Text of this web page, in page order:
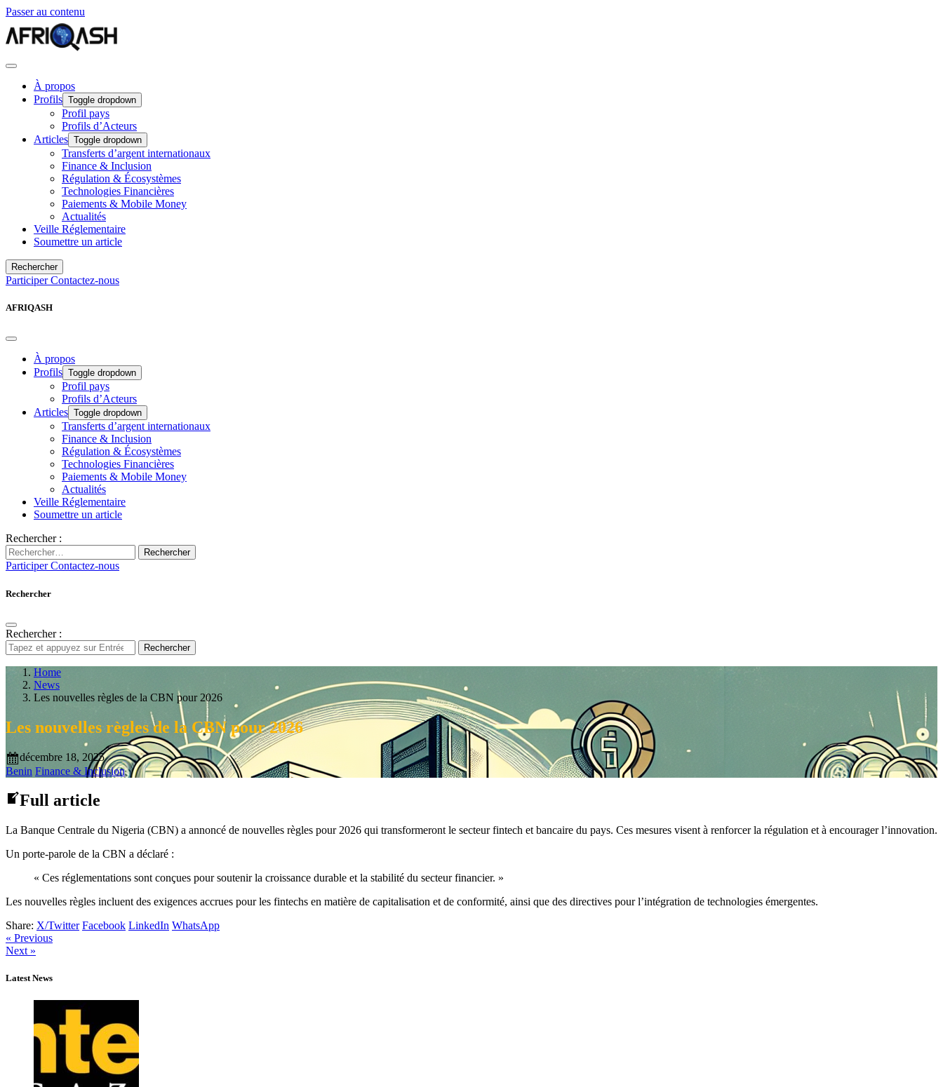
Passer au contenu
À propos
Profils Toggle dropdown
Profil pays
Profils d’Acteurs
Articles Toggle dropdown
Transferts d’argent internationaux
Finance & Inclusion
Régulation & Écosystèmes
Technologies Financières
Paiements & Mobile Money
Actualités
Veille Réglementaire
Soumettre un article
Rechercher
ParticiperContactez-nous
AFRIQASH
À propos
Profils Toggle dropdown
Profil pays
Profils d’Acteurs
Articles Toggle dropdown
Transferts d’argent internationaux
Finance & Inclusion
Régulation & Écosystèmes
Technologies Financières
Paiements & Mobile Money
Actualités
Veille Réglementaire
Soumettre un article
Rechercher :
Rechercher
ParticiperContactez-nous
Rechercher
Rechercher :
Rechercher
Home
News
Les nouvelles règles de la CBN pour 2026
Les nouvelles règles de la CBN pour 2026
décembre 18, 2025
Benin Finance & Inclusion
Full article
La Banque Centrale du Nigeria (CBN) a annoncé de nouvelles règles pour 2026 qui transformeront le secteur fintech et bancaire du pays. Ces mesures visent à renforcer la régulation et à encourager l’innovation.
Un porte-parole de la CBN a déclaré :
« Ces réglementations sont conçues pour soutenir la croissance durable et la stabilité du secteur financier. »
Les nouvelles règles incluent des exigences accrues pour les fintechs en matière de capitalisation et de conformité, ainsi que des directives pour l’intégration de technologies émergentes.
Share: X/Twitter Facebook LinkedIn WhatsApp
« Previous
Next »
Latest News